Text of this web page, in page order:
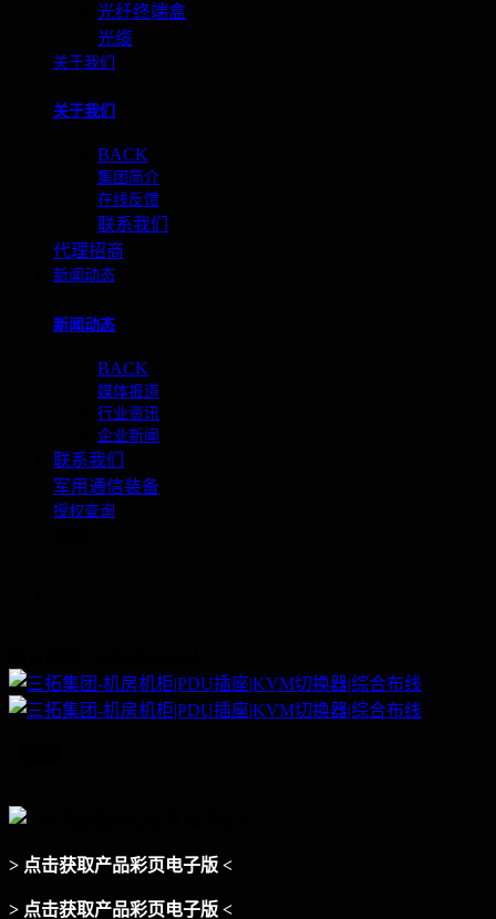
光纤终端盒
光缆
关于我们
关于我们
BACK
集团简介
在线反馈
联系我们
代理招商
新闻动态
新闻动态
BACK
媒体报道
行业资讯
企业新闻
联系我们
军用通信装备
授权查询
> 点击获取产品彩页电子版 <
> 点击获取产品彩页电子版 <